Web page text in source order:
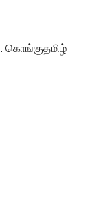
கொங்குதமிழ்